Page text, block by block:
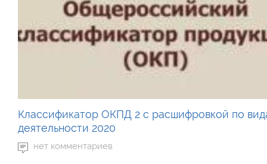
Классификатор ОКПД 2 с расшифровкой по
деятельности 2020
нет комментариев